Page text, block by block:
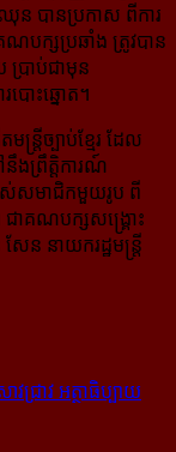
ន បាន​​ប្រកាស ពី​ការ​
ក្ស​ប្រឆាំង ត្រូវ​បាន​
រាប់​ជា​មុន​
បោះ​ឆ្នោត។
ត្រីច្បាប់ខ្មែរ ដែល
ងព្រឹត្តិការណ៍​
សមាជិក​​មួយ​រូប ពី​
ជាគណបក្ស​សង្គ្រោះ​
ន នាយក​រដ្ឋមន្ត្រី
ាវជ្រាវ អត្ថាធិប្បាយ